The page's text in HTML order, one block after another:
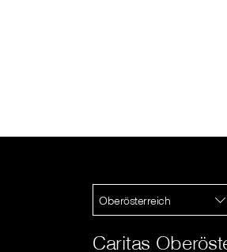
Oberösterreich
Caritas